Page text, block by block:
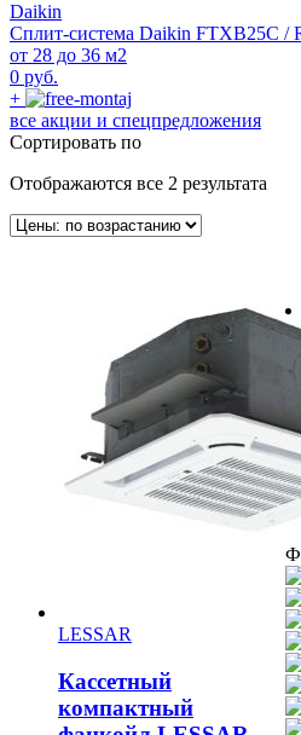
Daikin
Сплит-система Daikin FTXB25C /
от 28 до 36 м2
0 руб.
+
все акции и спецпредложения
Сортировать по
Отображаются все 2 результата
LESSAR
Кассетный
компактный